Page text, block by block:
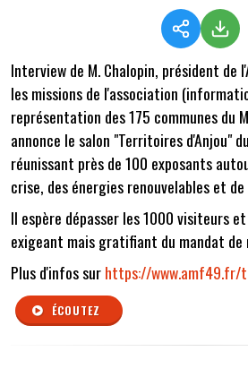
Interview de M. Chalopin, président de
les missions de l'association
représentation des 175 communes du
annonce le salon "Territoires d'Anjou"
réunissant près de 100 exposants
crise, des énergies renouvelables et
Il espère dépasser les 1000 visiteurs
exigeant mais gratifiant du mandat de
Plus d'infos surhttps://
ÉCOUTEZ